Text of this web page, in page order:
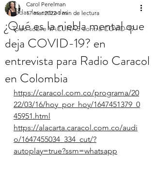
Todas las entradas
Todo sobre VACUNAS contra COVID-19
¿Qué es la niebla mental que
deja COVID-19? en
entrevista para Radio Caracol
en Colombia
Carol Perelman
17 mar 2022 1 min de lectura
https://caracol.com.co/programa/20
22/03/16/hoy_por_hoy/1647451379_0
45951.html
https://alacarta.caracol.com.co/audi
o/1647455034_334_cut/?
autoplay=true?ssm=whatsapp